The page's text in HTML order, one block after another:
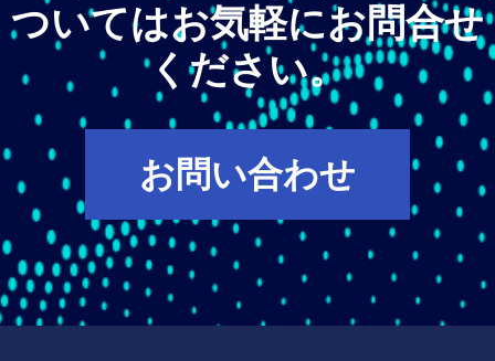
ついてはお気軽にお問合せ
ください。
お問い合わせ